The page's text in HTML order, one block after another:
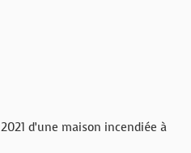
d’une maison incendiée à